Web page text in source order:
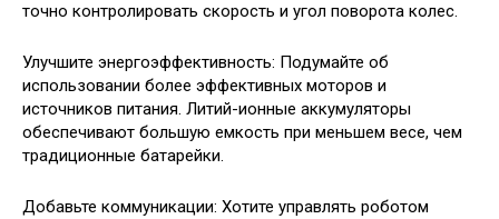
точно контролировать скорость и угол поворота колес.
Улучшите энергоэффективность: Подумайте об
использовании более эффективных моторов и
источников питания. Литий-ионные аккумуляторы
обеспечивают большую емкость при меньшем весе, чем
традиционные батарейки.
Добавьте коммуникации: Хотите управлять роботом